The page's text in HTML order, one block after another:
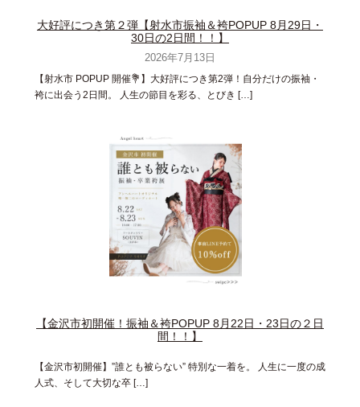
大好評につき第２弾【射水市振袖＆袴POPUP 8月29日・
30日の2日間！！】
2026年7月13日
【射水市 POPUP 開催💐】大好評につき第2弾！自分だけの振袖・
袴に出会う2日間。 人生の節目を彩る、とびき […]
【金沢市初開催！振袖＆袴POPUP 8月22日・23日の２日
間！！】
【金沢市初開催】”誰とも被らない” 特別な一着を。 人生に一度の成
人式、そして大切な卒 […]